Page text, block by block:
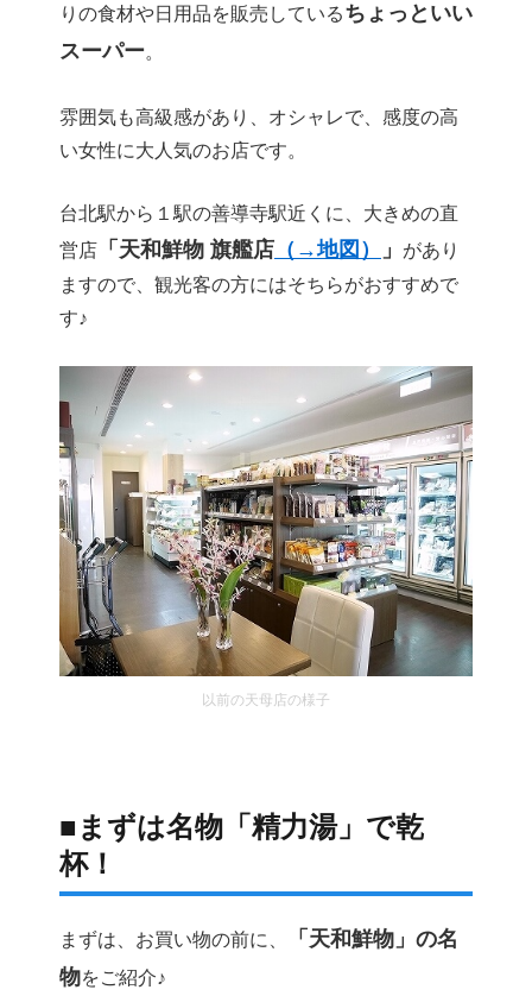
りの食材や日用品を販売しているちょっといい
スーパー。
雰囲気も高級感があり、オシャレで、感度の高
い女性に大人気のお店です。
台北駅から１駅の善導寺駅近くに、大きめの直
営店 「天和鮮物 旗艦店 （→地図） 」
があり
ますので、観光客の方にはそちらがおすすめで
す♪
以前の天母店の様子
■まずは名物「精力湯」で乾
杯！
まずは、お買い物の前に、
「天和鮮物」の名
物をご紹介♪